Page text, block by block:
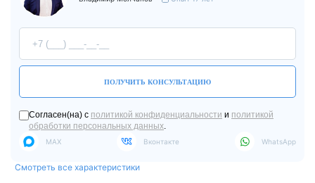
ПОЛУЧИТЬ КОНСУЛЬТАЦИЮ
Согласен(на) с политикой конфиденциальности и политикой
обработки персональных данных.
MAX Вконтакте WhatsApp
Смотреть все характеристики